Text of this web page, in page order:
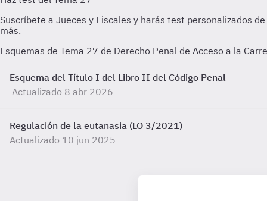
Esquemas de Tema 27 de Derecho Penal de Acceso a la
Esquema del Título I del Libro II del Código Penal
Actualizado 8 abr 2026
Regulación de la eutanasia (LO 3/2021)
Actualizado 10 jun 2025